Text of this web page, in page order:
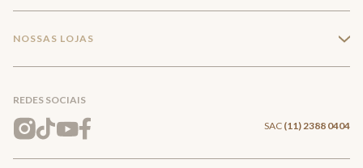
Trabalhe conosco
Mapa do Site
Meus pedidos
Wishlist
Entrega e Frete
Trocas e Devoluções
NOSSAS LOJAS +
REDES SOCIAIS
SAC (11) 2388 0404